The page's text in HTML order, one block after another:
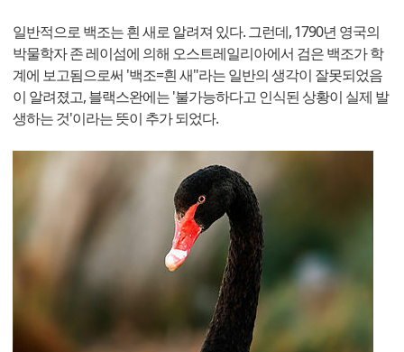
일반적으로 백조는 흰 새로 알려져 있다. 그런데, 1790년 영국의
박물학자 존 레이섬에 의해 오스트레일리아에서 검은 백조가 학
계에 보고됨으로써 '백조=흰 새"라는 일반의 생각이 잘못되었음
이 알려졌고, 블랙스완에는 '불가능하다고 인식된 상황이 실제 발
생하는 것'이라는 뜻이 추가 되었다.